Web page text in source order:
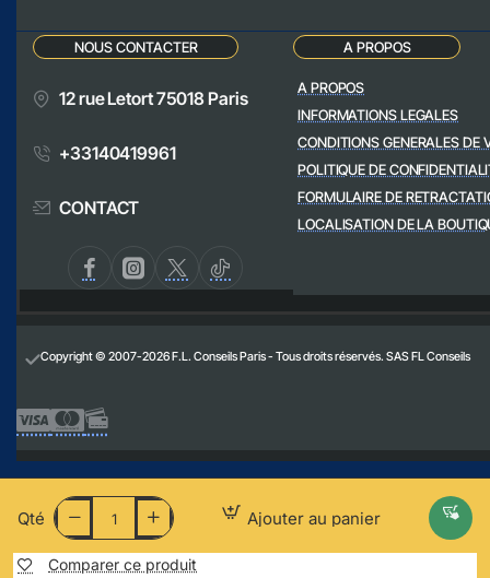
Qté Ajouter au panier
Comparer ce produit
NOUS CONTACTER
12 rue Letort 75018 Paris
+33140419961
CONTACT
A PROPOS
A PROPOS
INFORMATIONS LEGALES
CONDITIONS GENERALES DE
POLITIQUE DE
FORMULAIRE DE
LOCALISATION DE LA
Copyright © 2007-2026 F.L. Conseils Paris - Tous droits réservés. SAS FL Conseils